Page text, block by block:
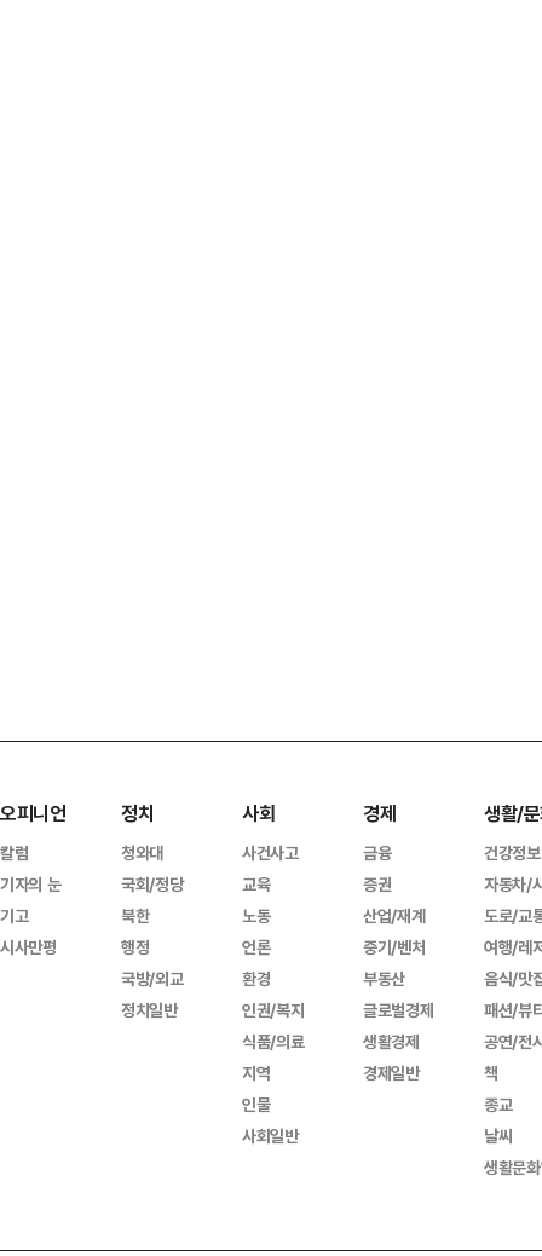
오피니언
칼럼
기자의 눈
기고
시사만평
정치
청와대
국회/정당
북한
행정
국방/외교
정치일반
사회
사건사고
교육
노동
언론
환경
인권/복지
식품/의료
지역
인물
사회일반
경제
금융
증권
산업/재계
중기/벤처
부동산
글로벌경제
생활경제
경제일반
생활/
건강정보
자동차/
도로/교
여행/레
음식/맛
패션/뷰
공연/전
책
종교
날씨
생활문